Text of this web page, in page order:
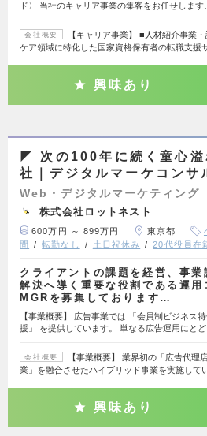
ド〉 当社のキャリア事業の集客をお任せします…
会社概要
【キャリア事業】 ■人材紹介事業
ケア領域に特化した国家資格保有者の転職支援
興味あり
◤ 次の100年に続く童心溢
社｜デジタルマーケコンサ
Web・デジタルマーケティング
株式会社ロットネスト
600万円 ～ 899万円 東京都
問
転勤なし 土日祝休み 20代役員在
クライアントの課題を経営、事業
解決へ導く重要な役割である運用
MGRを募集しております…
【事業概要】 広告事業では 「会員制ビジネス
援」 を提供しています。 単なる広告運用にとど
会社概要
【事業概要】 業界初の「広告代理
業」を融合させたハイブリッド事業を実施して
興味あり